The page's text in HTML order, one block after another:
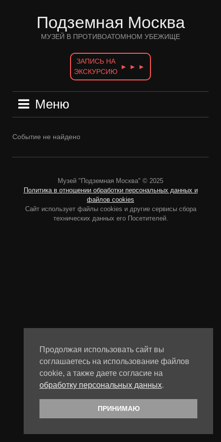
Подземная Москва
МУЗЕЙ В ПРОТИВОАТОМНОМ УБЕЖИЩЕ
ЗАПИСЬ НА
ЭКСКУРСИЮ
► ► ►
Меню
Событие не найдено
Музей "Подземная Москва" © 2025
Политика в отношении обработки персональных данных и
файлов cookies
Сайт использует файлы cookies и другие сервисы сбора
технических данных его Посетителей.
Продолжая использовать сайт вы
соглашаетесь на использование файлов
cookie, а также даете согласие на
обработку персональных данных.
ПРИНИМАЮ